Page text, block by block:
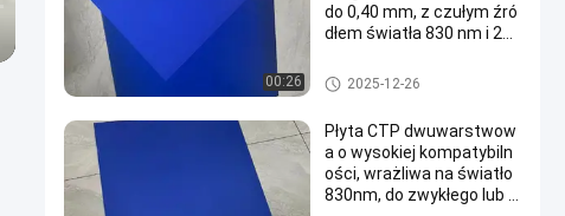
00:26
do 0,40 mm, z czułym źró
dłem światła 830 nm i 24-
Dwuwarstwowa płyta CTP
2025-12-26
Płyta CTP dwuwarstwow
a o wysokiej kompatybiln
ości, wrażliwa na światło
830nm, do zwykłego lub U